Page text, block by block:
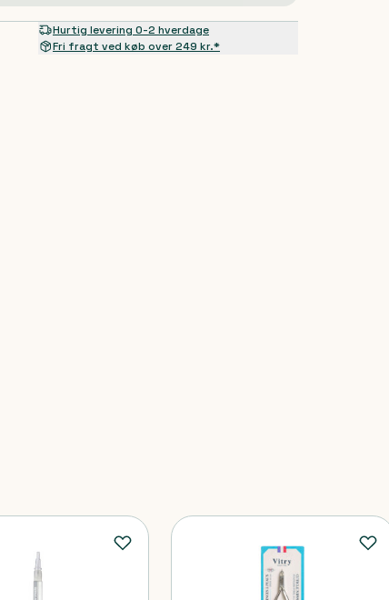
Hurtig levering 0-2 hverdage
Fri fragt ved køb over 249 kr.*